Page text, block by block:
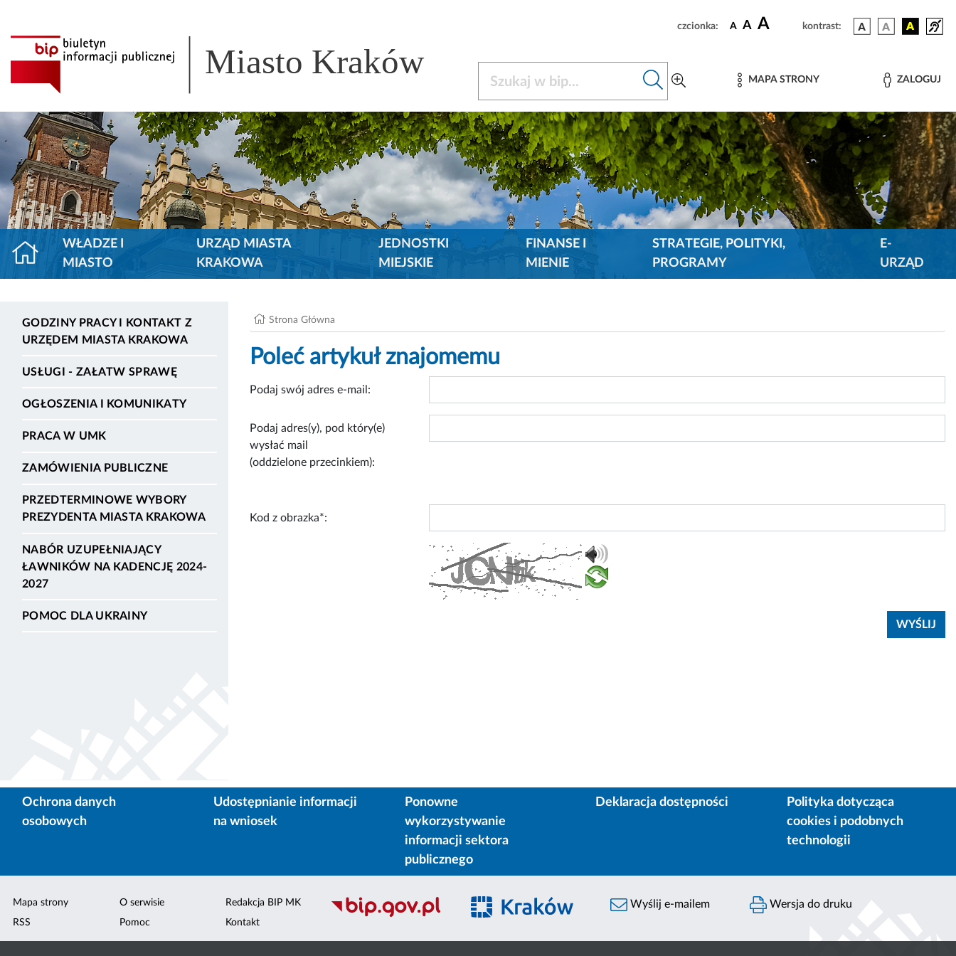
czcionka: A A A kontrast:
Miasto Kraków MAPA STRONY ZALOGUJ
WŁADZE I
MIASTO
URZĄD MIASTA
KRAKOWA
JEDNOSTKI
MIEJSKIE
FINANSE I
MIENIE
STRATEGIE, POLITYKI,
PROGRAMY
E-
URZĄD
GODZINY PRACY I KONTAKT Z
URZĘDEM MIASTA KRAKOWA
USŁUGI - ZAŁATW SPRAWĘ
OGŁOSZENIA I KOMUNIKATY
PRACA W UMK
ZAMÓWIENIA PUBLICZNE
PRZEDTERMINOWE WYBORY
PREZYDENTA MIASTA KRAKOWA
NABÓR UZUPEŁNIAJĄCY
ŁAWNIKÓW NA KADENCJĘ 2024-
2027
POMOC DLA UKRAINY
Strona Główna
Poleć artykuł znajomemu
Podaj swój adres e-mail:
Podaj adres(y), pod który(e)
wysłać mail
(oddzielone przecinkiem):
Kod z obrazka*:
Ochrona danych
osobowych
Udostępnianie informacji
na wniosek
Ponowne
wykorzystywanie
informacji sektora
publicznego
Deklaracja dostępności
Polityka dotycząca
cookies i podobnych
technologii
Mapa strony
RSS
O serwisie
Pomoc
Redakcja BIP MK
Kontakt
Wyślij e-mailem Wersja do druku